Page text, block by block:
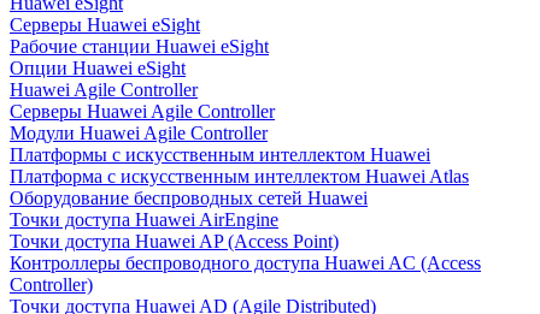
Серверы Huawei eSight
Рабочие станции Huawei eSight
Опции Huawei eSight
Huawei Agile Controller
Серверы Huawei Agile Controller
Модули Huawei Agile Controller
Платформы с искусственным интеллектом Huawei
Платформа с искусственным интеллектом Huawei Atlas
Оборудование беспроводных сетей Huawei
Точки доступа Huawei AirEngine
Точки доступа Huawei AP (Access Point)
Контроллеры беспроводного доступа Huawei AC (Access
Controller)
Точки доступа Huawei AD (Agile Distributed)